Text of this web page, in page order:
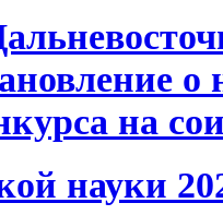
о
на
науки